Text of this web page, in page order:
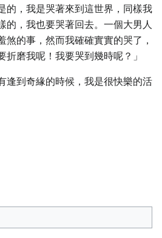
的，我是哭著來到這世界，同樣我
的，我也要哭著回去。一個大男人
煞的事，然而我確確實實的哭了，
折磨我呢！我要哭到幾時呢？」
逢到奇緣的時候，我是很快樂的活